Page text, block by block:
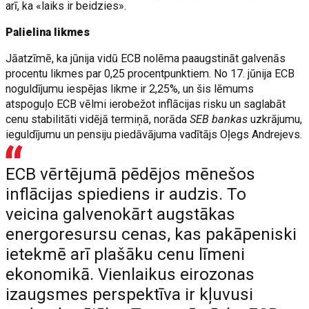
arī, ka «laiks ir beidzies».
Palielina likmes
Jāatzīmē, ka jūnija vidū ECB nolēma paaugstināt galvenās
procentu likmes par 0,25 procentpunktiem. No 17. jūnija ECB
noguldījumu iespējas likme ir 2,25%, un šis lēmums
atspoguļo ECB vēlmi ierobežot inflācijas risku un saglabāt
cenu stabilitāti vidējā termiņā, norādaSEB bankasuzkrājumu,
ieguldījumu un pensiju piedāvājuma vadītājs Oļegs Andrejevs.
ECB vērtējumā pēdējos mēnešos
inflācijas spiediens ir audzis. To
veicina galvenokārt augstākas
energoresursu cenas, kas pakāpeniski
ietekmē arī plašāku cenu līmeni
ekonomikā. Vienlaikus eirozonas
izaugsmes perspektīva ir kļuvusi